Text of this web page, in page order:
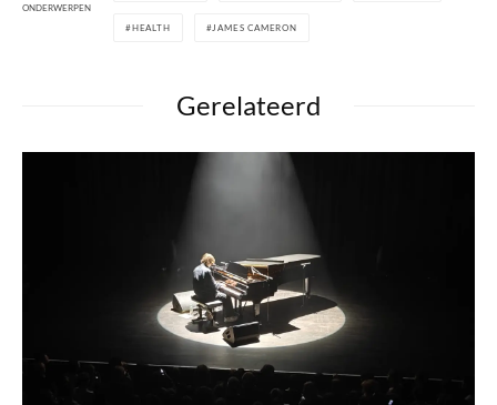
ONDERWERPEN
HEALTH JAMES CAMERON
Gerelateerd